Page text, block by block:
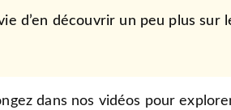
d’en découvrir un peu plus sur
dans nos vidéos pour